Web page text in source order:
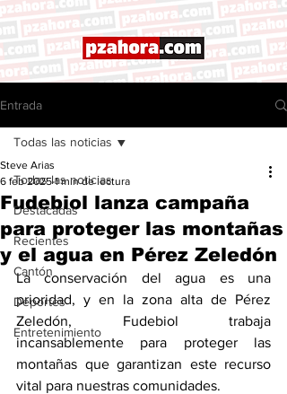
Entrada
Todas las noticias
Destacadas
Recientes
Cantón
Deportes
Entretenimiento
Todas las noticias
Fudebiol lanza campaña
para proteger las montañas
y el agua en Pérez Zeledón
Steve Arias
6 feb 2025 1 min de lectura
La conservación del agua es una
prioridad, y en la zona alta de Pérez
Zeledón, Fudebiol trabaja
incansablemente para proteger las
montañas que garantizan este recurso
vital para nuestras comunidades.